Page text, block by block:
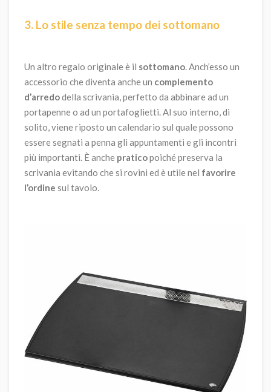
3. Lo stile senza tempo dei sottomano
Un altro regalo originale è il sottomano. Anch’esso un
accessorio che diventa anche un complemento
d’arredodella scrivania, perfetto da abbinare ad un
portapenne o ad un portafoglietti. Al suo interno, di
solito, viene riposto un calendario sul quale possono
essere segnati a penna gli appuntamenti e gli incontri
più importanti. È anche praticopoiché preserva la
scrivania evitando che si rovini ed è utile nel favorire
l’ordine sul tavolo.